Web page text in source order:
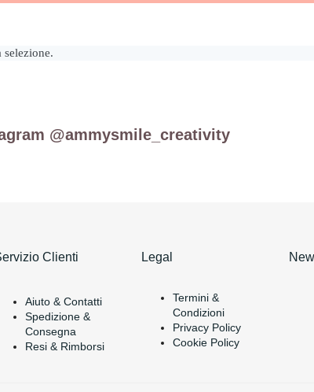
selezione.
@ammysmile_creativity
Clienti
Aiuto & Contatti
Spedizione &
Consegna
Resi & Rimborsi
Legal
Termini &
Condizioni
Privacy Policy
Cookie Policy